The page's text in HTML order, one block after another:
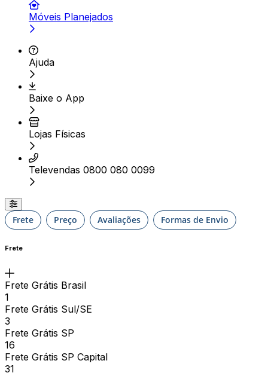
Móveis Planejados
Ajuda
Baixe o App
Lojas Físicas
Televendas 0800 080 0099
Frete Preço Avaliações Formas de Envio
Frete
Frete Grátis Brasil
1
Frete Grátis Sul/SE
3
Frete Grátis SP
16
Frete Grátis SP Capital
31